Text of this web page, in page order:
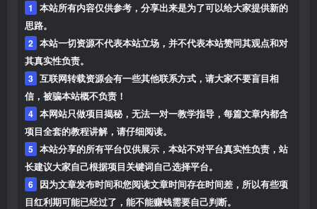
1
本站所有内容仅供参考，分享出来是为了可以给大家提供新的
思路。
2 本站一切资源不代表本站立场，并不代表本站赞同其观点和对
其真实性负责。
3 互联网转载资源会有一些其他联系方式，请大家不要盲目相
信，被骗本站概不负责！
4 本网站只做项目揭秘，无法一对一教学指导，每篇文章内都含
项目全套的教程讲解，请仔细阅读。
5 本站分享的所有平台仅供展示，本站不对平台真实性负责，站
长建议大家自己根据项目关键词自己选择平台。
6 因为文章发布时间和您阅读文章时间存在时间差，所以有些项
目红利期可能已经过了，能不能赚钱需要自己判断。